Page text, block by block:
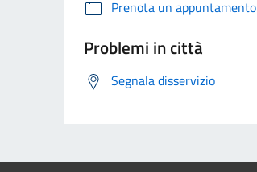
Prenota un appuntamento
Problemi in città
Segnala disservizio